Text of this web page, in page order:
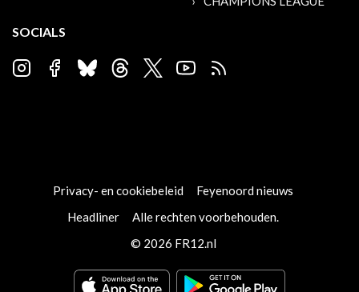
SOCIALS
Privacy- en cookiebeleid
Feyenoord nieuws
Headliner
Alle rechten voorbehouden.
© 2026 FR12.nl